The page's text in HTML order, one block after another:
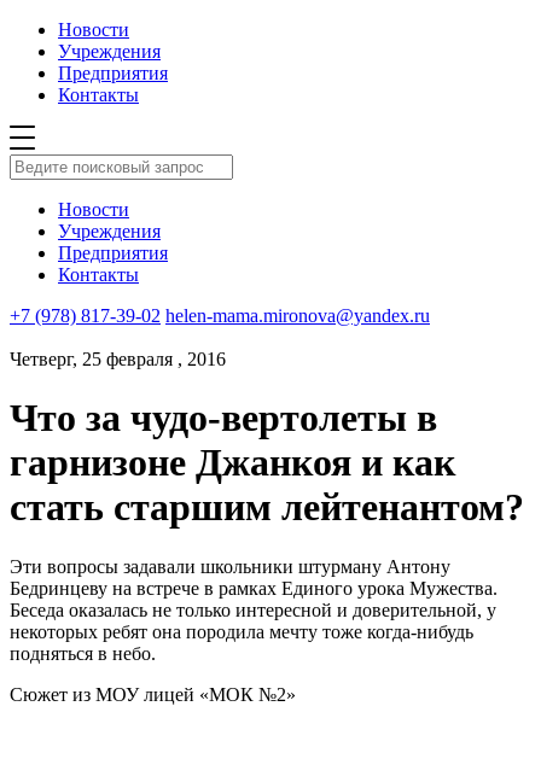
Новости
Учреждения
Предприятия
Контакты
Новости
Учреждения
Предприятия
Контакты
+7 (978) 817-39-02 helen-mama.mironova@yandex.ru
Четверг, 25 февраля , 2016
Что за чудо-вертолеты в
гарнизоне Джанкоя и как
стать старшим лейтенантом?
Эти вопросы задавали школьники штурману Антону
Бедринцеву на встрече в рамках Единого урока Мужества.
Беседа оказалась не только интересной и доверительной, у
некоторых ребят она породила мечту тоже когда-нибудь
подняться в небо.
Сюжет из МОУ лицей «МОК №2»